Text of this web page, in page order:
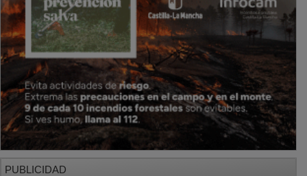
PUBLICIDAD